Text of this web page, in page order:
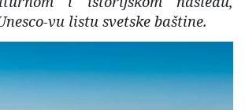
vu listu svetske baštine.